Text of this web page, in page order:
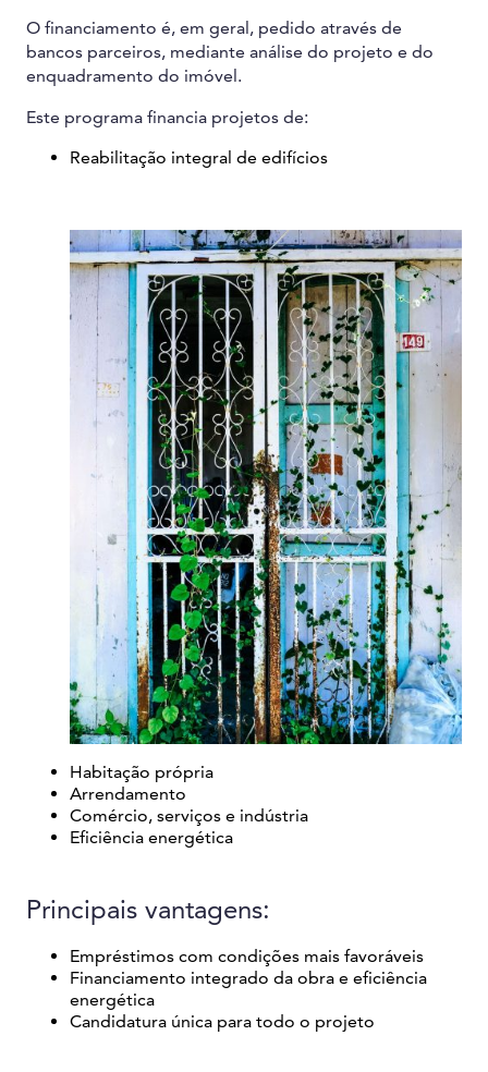
O financiamento é, em geral, pedido através de
bancos parceiros, mediante análise do projeto e do
enquadramento do imóvel.
Este programa financia projetos de:
Reabilitação integral de edifícios
Habitação própria
Arrendamento
Comércio, serviços e indústria
Eficiência energética
Principais vantagens:
Empréstimos com condições mais favoráveis
Financiamento integrado da obra e eficiência
energética
Candidatura única para todo o projeto